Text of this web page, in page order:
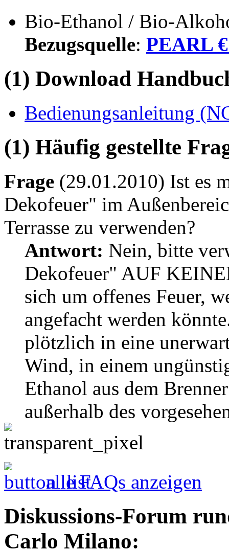
Bio-Ethanol / Bio-
Bezugsquelle: PEARL
(1) Download
Bedienungsanleitung
(1) Häufig gestellte
Frage (29.01.2010) Ist es
Dekofeuer" im
Terrasse zu verwenden?
Antwort: Nein, bitte
Dekofeuer" AUF
sich um offenes Feuer,
angefacht werden
plötzlich in eine
Wind, in einem
Ethanol aus dem
außerhalb des
alle FAQs anzeigen
Diskussions-Forum
Carlo Milano: